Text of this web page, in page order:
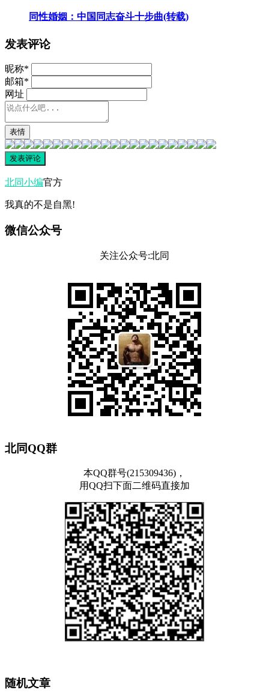
同性婚姻：中国同志奋斗十步曲(转载)
发表评论
昵称*
邮箱*
网址
表情
北同小编官方
我真的不是自黑!
微信公众号
关注公众号:北同
北同QQ群
本QQ群号(215309436)，
用QQ扫下面二维码直接加
随机文章